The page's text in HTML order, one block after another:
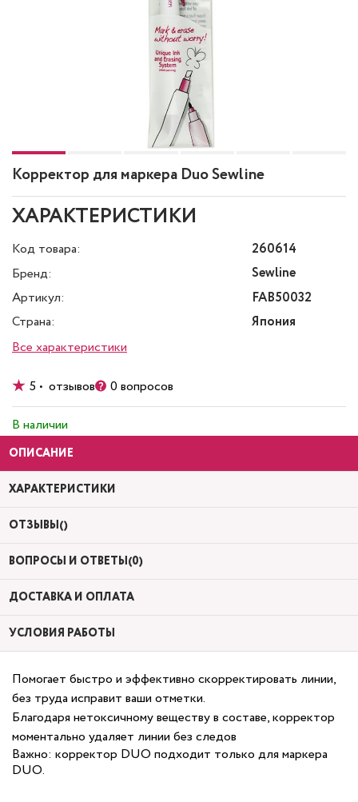
Корректор для маркера Duo Sewline
ХАРАКТЕРИСТИКИ
Код товара:
260614
Бренд:
Sewline
Артикул:
FAB50032
Страна:
Япония
Все характеристики
5 • отзывов 0 вопросов
В наличии
ОПИСАНИЕ
ХАРАКТЕРИСТИКИ
ОТЗЫВЫ()
ВОПРОСЫ И ОТВЕТЫ(0)
ДОСТАВКА И ОПЛАТА
УСЛОВИЯ РАБОТЫ
Помогает быстро и эффективно скорректировать линии,
без труда исправит ваши отметки.
Благодаря нетоксичному веществу в составе, корректор
моментально удаляет линии без следов
Важно: корректор DUO подходит только для маркера
DUO.